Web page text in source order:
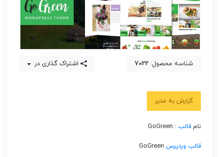
شناسه محصول: 7022 اشتراک گذاری در
گزارش به مدیر
نام قالب : GoGreen
قالب وردپرس